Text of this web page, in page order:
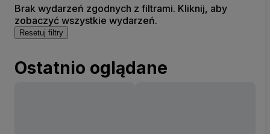
Brak wydarzeń zgodnych z filtrami. Kliknij, aby
zobaczyć wszystkie wydarzeń.
Resetuj filtry
Ostatnio oglądane